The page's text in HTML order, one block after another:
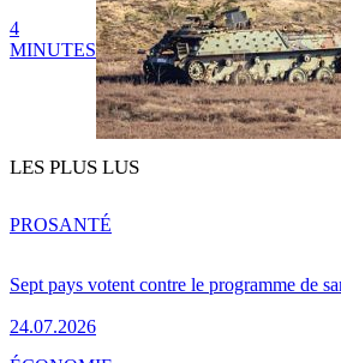
4
MINUTES
LES PLUS LUS
Sept pays votent contre le programme de
24.07.2026
PROSANTÉ